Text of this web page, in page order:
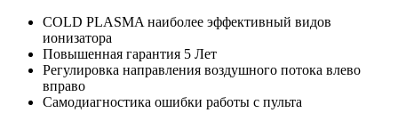
COLD PLASMA наиболее эффективный видов
ионизатора
Повышенная гарантия 5 Лет
Регулировка направления воздушного потока влево
вправо
Самодиагностика ошибки работы с пульта